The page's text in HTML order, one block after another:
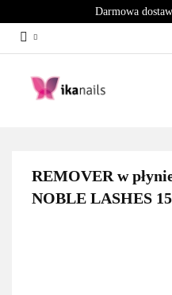
Darmowa
REMOVER w
NOBLE LASHES